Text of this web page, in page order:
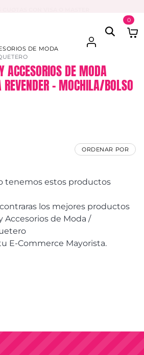
0
DE MODA
ACCESORIOS DE MODA
– MOCHILA/BOLSO
ORDENAR POR
tenemos estos productos
los mejores productos
Accesorios de Moda /
E-Commerce Mayorista.